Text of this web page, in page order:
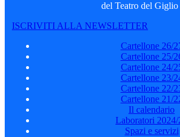
del Teatro del Giglio
ISCRIVITI ALLA NEWSLETTER
Cartellone 26/
Cartellone 25/
Cartellone 24/
Cartellone 23/
Cartellone 22/
Cartellone 21/
Il calendario
Laboratori 2024/
Spazi e servizi